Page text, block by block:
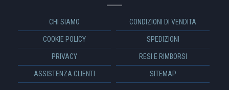
CHI SIAMO CONDIZIONI DI VENDITA
COOKIE POLICY SPEDIZIONI
PRIVACY RESI E RIMBORSI
ASSISTENZA CLIENTI SITEMAP